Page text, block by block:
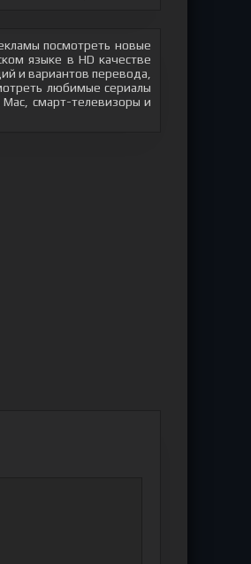
посмотреть новые
языке в HD качестве
и вариантов перевода,
любимые сериалы
смарт-телевизоры и